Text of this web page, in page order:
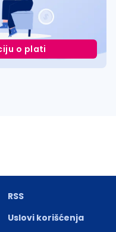
o plati
RSS
Uslovi korišćenja